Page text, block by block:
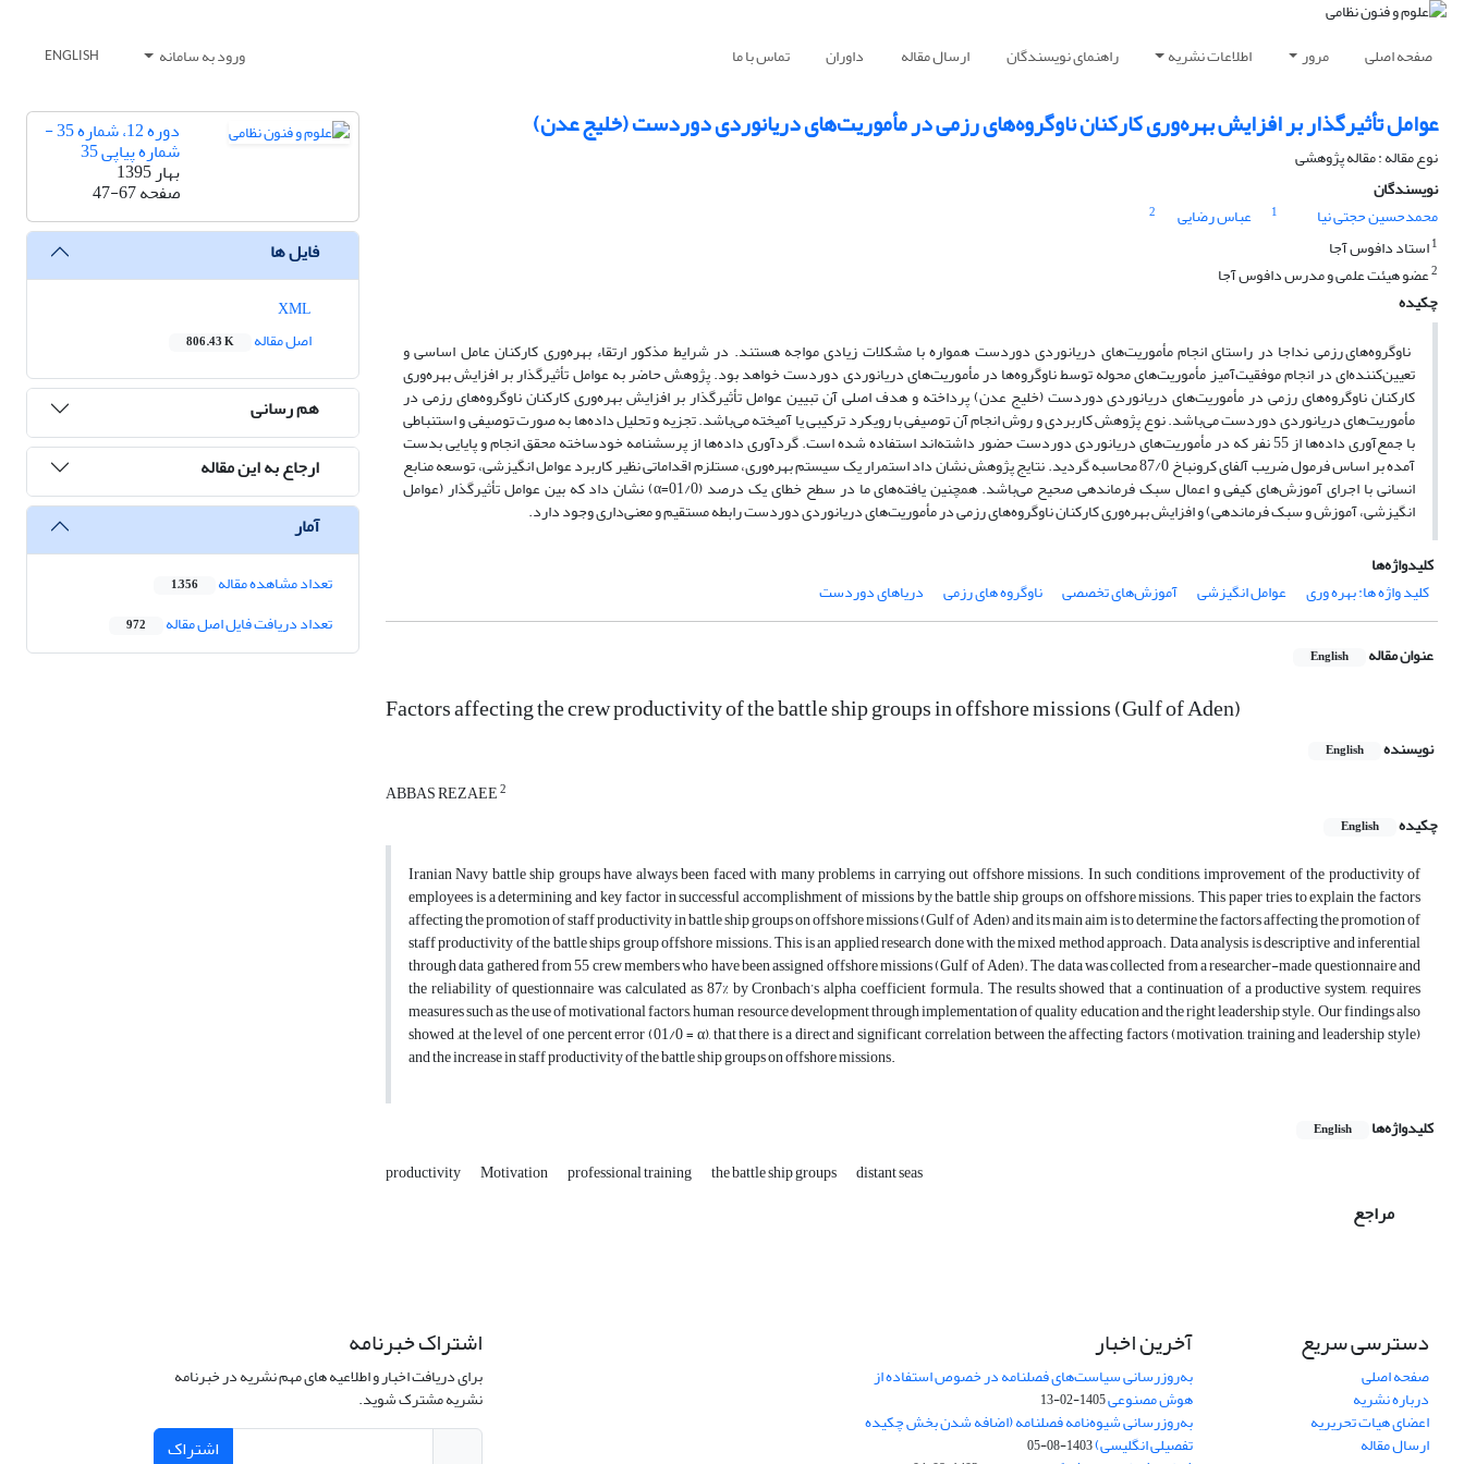
صفحه اصلی مرور اطلاعات نشریه راهنمای نویسندگان ارسال مقاله داوران تماس با ما ورود به سامانه ENGLISH
عوامل تأثیرگذار بر افزایش بهره‌وری کارکنان ناوگروه‌های رزمی در مأموریت‌های دریانوردی دوردست (خلیج عدن)
نوع مقاله : مقاله پژوهشی
نویسندگان
محمدحسین حجتی نیا
1 عباس رضایی
2
1استاد دافوس آجا
2عضو هیئت علمی و مدرس دافوس آجا
چکیده
ناوگروه‌های رزمی نداجا در راستای انجام مأموریت‌های دریانوردی دوردست همواره با مشکلات زیادی مواجه هستند. در شرایط مذکور ارتقاء بهره‌وری کارکنان عامل اساسی و
تعیین‌کننده‌ای در انجام موفقیت‌آمیز مأموریت‌های محوله توسط ناوگروه‌ها در مأموریت‌های دریانوردی دوردست خواهد بود. پژوهش حاضر به عوامل تأثیرگذار بر افزایش بهره‌وری
کارکنان ناوگروه‌های رزمی در مأموریت‌های دریانوردی دوردست (خلیج عدن) پرداخته و هدف اصلی آن تبیین عوامل تأثیرگذار بر افزایش بهره‌وری کارکنان ناوگروه‌های رزمی در
مأموریت‌های دریانوردی دوردست می‌باشد. نوع پژوهش کاربردی و روش انجام آن توصیفی با رویکرد ترکیبی یا آمیخته می‌باشد. تجزیه و تحلیل داده‌ها به صورت توصیفی و استنباطی
با جمع‌آوری داده‌ها از 55 نفر که در مأموریت‌های دریانوردی دوردست حضور داشته‌اند استفاده شده است. گردآوری داده‌ها از پرسشنامه خودساخته محقق انجام و پایایی بدست
آمده بر اساس فرمول ضریب آلفای کرونباخ 87/0 محاسبه گردید. نتایج پژوهش نشان داد استمرار یک سیستم بهره‌وری، مستلزم اقداماتی نظیر کاربرد عوامل انگیزشی، توسعه منابع
انسانی با اجرای آموزش‌های کیفی و اعمال سبک فرماندهی صحیح می‌باشد. همچنین یافته‌های ما در سطح خطای یک درصد (01/0=α) نشان داد که بین عوامل تأثیرگذار (عوامل
انگیزشی، آموزش و سبک فرماندهی) و افزایش بهره‌وری کارکنان ناوگروه‌های رزمی در مأموریت‌های دریانوردی دوردست رابطه مستقیم و معنی‌داری وجود دارد.
کلیدواژه‌ها
کلید واژه ها: بهره وری
عوامل انگیزشی آموزش‌های تخصصی ناوگروه های رزمی دریاهای دوردست
عنوان مقاله English
Factors affecting the crew productivity of the battle ship groups in offshore missions (Gulf of Aden)
نویسنده English
ABBAS REZAEE2
چکیده English
Iranian Navy battle ship groups have always been faced with many problems in carrying out offshore missions. In such conditions, improvement of the productivity of
employees is a determining and key factor in successful accomplishment of missions by the battle ship groups on offshore missions. This paper tries to explain the factors
affecting the promotion of staff productivity in battle ship groups on offshore missions (Gulf of Aden) and its main aim is to determine the factors affecting the promotion of
staff productivity of the battle ships group offshore missions. This is an applied research done with the mixed method approach. Data analysis is descriptive and inferential
through data gathered from 55 crew members who have been assigned offshore missions (Gulf of Aden). The data was collected from a researcher-made questionnaire and
the reliability of questionnaire was calculated as 87% by Cronbach’s alpha coefficient formula. The results showed that a continuation of a productive system, requires
measures such as the use of motivational factors, human resource development through implementation of quality education and the right leadership style. Our findings also
showed ,at the level of one percent error (01/0 = α), that there is a direct and significant correlation between the affecting factors (motivation, training and leadership style)
and the increase in staff productivity of the battle ship groups on offshore missions.
کلیدواژه‌ها English
productivity Motivation professional training the battle ship groups distant seas
مراجع
دوره 12، شماره 35 -
شماره پیاپی 35
بهار 1395
صفحه47-67
فایل ها
اصل مقاله
806.43 K
هم رسانی
ارجاع به این مقاله
آمار
تعداد مشاهده مقاله 1,356
تعداد دریافت فایل اصل مقاله 972
دسترسی سریع
صفحه اصلی
درباره نشریه
اعضای هیات تحریریه
ارسال مقاله
آخرین اخبار
به‌روزرسانی سیاست‌های فصلنامه در خصوص استفاده از
هوش مصنوعی1405-02-13
به‌روزرسانی شیوه‌نامه فصلنامه (اضافه شدن بخش چکیده
تفصیلی انگلیسی)1403-08-05
اشتراک خبرنامه
برای دریافت اخبار و اطلاعیه های مهم نشریه در خبرنامه
نشریه مشترک شوید.
اشتراک